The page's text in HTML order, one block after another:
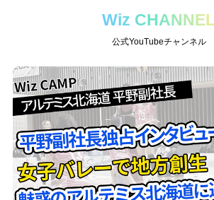
Wiz
公式YouTubeチャンネル